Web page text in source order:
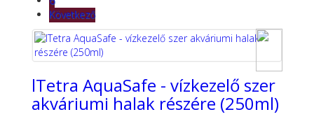
Következő
lTetra AquaSafe - vízkezelő szer
akváriumi halak részére (250ml)